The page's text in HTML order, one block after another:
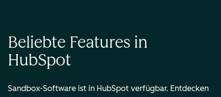
Beliebte Features in
HubSpot
Sandbox-Software ist in HubSpot verfügbar. Entdecken